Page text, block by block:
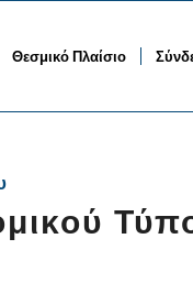
Θεσμικό Πλαίσιο